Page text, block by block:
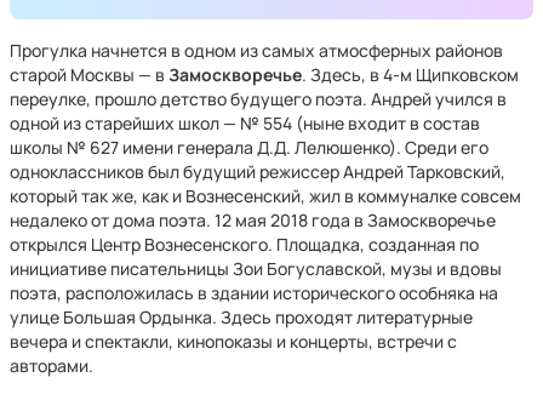
Прогулка начнется в одном из самых атмосферных районов
старой Москвы — в Замоскворечье. Здесь, в 4-м Щипковском
переулке, прошло детство будущего поэта. Андрей учился в
одной из старейших школ — № 554 (ныне входит в состав
школы № 627 имени генерала Д.Д. Лелюшенко). Среди его
одноклассников был будущий режиссер Андрей Тарковский,
который так же, как и Вознесенский, жил в коммуналке совсем
недалеко от дома поэта. 12 мая 2018 года в Замоскворечье
открылся Центр Вознесенского. Площадка, созданная по
инициативе писательницы Зои Богуславской, музы и вдовы
поэта, расположилась в здании исторического особняка на
улице Большая Ордынка. Здесь проходят литературные
вечера и спектакли, кинопоказы и концерты, встречи с
авторами.